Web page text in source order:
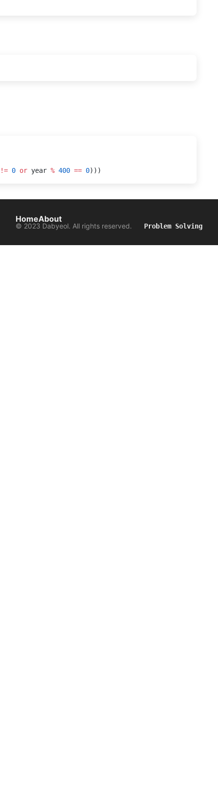
0 or year % 400 == 0)))
HomeAbout
© 2023 Dabyeol. All rights reserved. Problem Solving